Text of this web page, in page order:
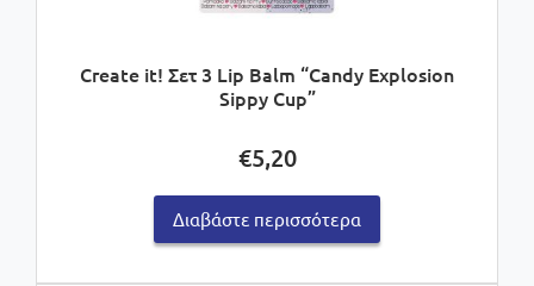
Create it! Σετ 3 Lip Balm “Candy Explosion
Sippy Cup”
€5,20
Διαβάστε περισσότερα